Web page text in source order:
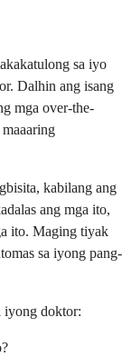
sa iyo
Dalhin ang isang
mga over-the-
kabilang ang
ang mga ito,
ito. Maging tiyak
sa iyong pang-
iyong doktor: